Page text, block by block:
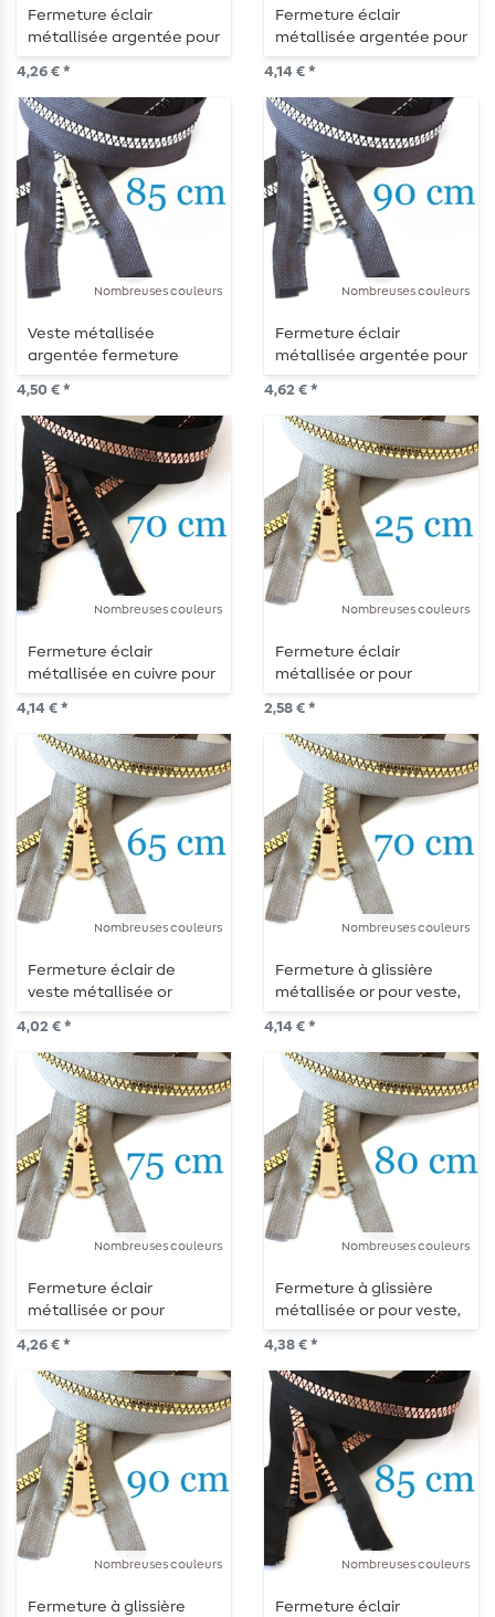
Fermeture éclair
métallisée argentée pour
veste, séparable 75 cm
4,26 € *
Fermeture éclair
métallisée argentée pour
veste, séparable 70 cm
4,14 € *
Nombreuses couleurs
Veste métallisée
argentée fermeture
éclair divisible 85 cm
4,50 € *
Nombreuses couleurs
Fermeture éclair
métallisée argentée pour
veste, divisible 90 cm
4,62 € *
Nombreuses couleurs
Fermeture éclair
métallisée en cuivre pour
vestes, séparable 70 cm
4,14 € *
Nombreuses couleurs
Fermeture éclair
métallisée or pour
vestes, séparable 25 cm
2,58 € *
Nombreuses couleurs
Fermeture éclair de
veste métallisée or
divisible 65 cm
4,02 € *
Nombreuses couleurs
Fermeture à glissière
métallisée or pour veste,
séparable 70 cm
4,14 € *
Nombreuses couleurs
Fermeture éclair
métallisée or pour
vestes, séparable 75 cm
4,26 € *
Nombreuses couleurs
Fermeture à glissière
métallisée or pour veste,
séparable 80 cm
4,38 € *
Nombreuses couleurs
Fermeture à glissière
Nombreuses couleurs
Fermeture éclair